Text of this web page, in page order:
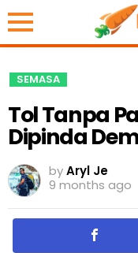
SEMASA
Tol Tanpa
Dipinda
byAryl Je
9 months ago